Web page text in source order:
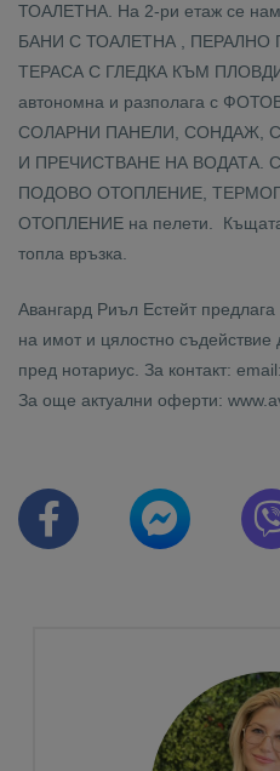
ТОАЛЕТНА. На 2-ри етаж се
БАНИ С ТОАЛЕТНА ,
ТЕРАСА С ГЛЕДКА КЪМ
автономна и разполага с
СОЛАРНИ ПАНЕЛИ, СОНДАЖ,
И ПРЕЧИСТВАНЕ НА ВОДАТА.
ПОДОВО ОТОПЛЕНИЕ,
ОТОПЛЕНИЕ на пелети.
топла връзка.
Авангард Риъл Естейт предлага
на имот и цялостно
пред нотариус. За контакт:
За още актуални оферти: